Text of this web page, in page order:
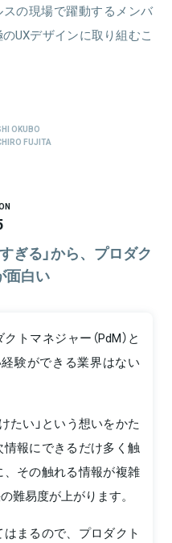
の現場で躍動するメンバ
UXデザインに取り組むこ
OKUBO
FUJITA
ぎる」から、プロダク
面白い
トマネジャー（PdM）と
験ができる業界はない
たい」という想いをかた
報にできるだけ多く触
その触れる情報が複雑
難易度が上がります。
まるので、プロダクト